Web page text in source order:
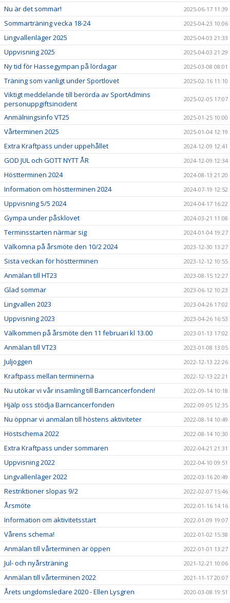
Nu är det sommar! 2025-06-17 11:39
Sommarträning vecka 18-24 2025-04-23 10:06
Lingvallenläger 2025 2025-04-03 21:33
Uppvisning 2025 2025-04-03 21:29
Ny tid för Hassegympan på lördagar 2025-03-08 08:01
Träning som vanligt under Sportlovet 2025-02-16 11:10
Viktigt meddelande till berörda av SportAdmins
personuppgiftsincident
2025-02-05 17:07
Anmälningsinfo VT25 2025-01-25 10:00
Vårterminen 2025 2025-01-04 12:19
Extra Kraftpass under uppehållet 2024-12-09 12:41
GOD JUL och GOTT NYTT ÅR 2024-12-09 12:34
Höstterminen 2024 2024-08-13 21:20
Information om höstterminen 2024 2024-07-19 12:52
Uppvisning 5/5 2024 2024-04-17 16:22
Gympa under påsklovet 2024-03-21 11:08
Terminsstarten närmar sig 2024-01-04 19:27
Välkomna på årsmöte den 10/2 2024 2023-12-30 13:27
Sista veckan för höstterminen 2023-12-12 10:55
Anmälan till HT23 2023-08-15 12:27
Glad sommar 2023-06-12 10:23
Lingvallen 2023 2023-04-26 17:02
Uppvisning 2023 2023-04-26 16:53
Välkommen på årsmöte den 11 februari kl 13.00 2023-01-13 17:02
Anmälan till VT23 2023-01-08 13:05
Juljoggen 2022-12-13 22:26
Kraftpass mellan terminerna 2022-12-13 22:21
Nu utökar vi vår insamling till Barncancerfonden! 2022-09-14 10:18
Hjälp oss stödja Barncancerfonden 2022-09-05 12:35
Nu öppnar vi anmälan till höstens aktiviteter 2022-08-14 10:49
Höstschema 2022 2022-08-14 10:30
Extra Kraftpass under sommaren 2022-04-21 21:31
Uppvisning 2022 2022-04-10 09:51
Lingvallenläger 2022 2022-03-16 20:49
Restriktioner slopas 9/2 2022-02-07 15:46
Årsmöte 2022-01-16 14:16
Information om aktivitetsstart 2022-01-09 19:07
Vårens schema! 2022-01-02 15:38
Anmälan till vårterminen är öppen 2022-01-01 13:27
Jul- och nyårsträning 2021-12-21 10:06
Anmälan till vårterminen 2022 2021-11-17 20:07
Årets ungdomsledare 2020 - Ellen Lysgren 2020-03-08 19:51